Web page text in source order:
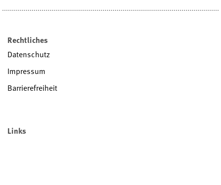
Rechtliches
Datenschutz
Impressum
Barrierefreiheit
Links